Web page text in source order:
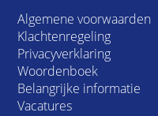
Algemene voorwaarden
Klachtenregeling
Privacyverklaring
Woordenboek
Belangrijke informatie
Vacatures